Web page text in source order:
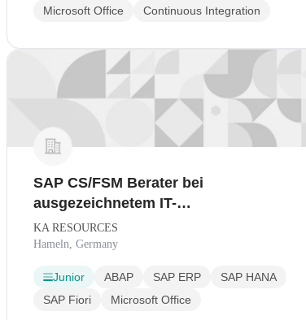
Microsoft Office
Continuous Integration
SAP CS/FSM Berater bei
ausgezeichnetem IT-
Digitalisierungsunternehmen in
Hameln
KA RESOURCES
Hameln, Germany
Junior ABAP SAP ERP
SAP HANA
SAP Fiori
Microsoft Office